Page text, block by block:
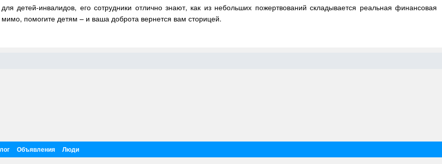
детей-инвалидов, его сотрудники отлично знают, как из небольших пожертвований складывается реальная финансовая
помогите детям – и ваша доброта вернется вам сторицей.
Объявления Люди